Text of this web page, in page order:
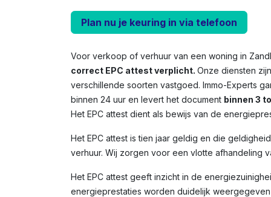
Plan nu je keuring in via telefoon
Voor verkoop of verhuur van een woning in
correct EPC attest verplicht. Onze diensten
verschillende soorten vastgoed. Immo-Experts
binnen 24 uur en levert het document binnen 3
Het EPC attest dient als bewijs van de
Het EPC attest is tien jaar geldig en die
verhuur. Wij zorgen voor een vlotte afhandeling
Het EPC attest geeft inzicht in de
energieprestaties worden duidelijk